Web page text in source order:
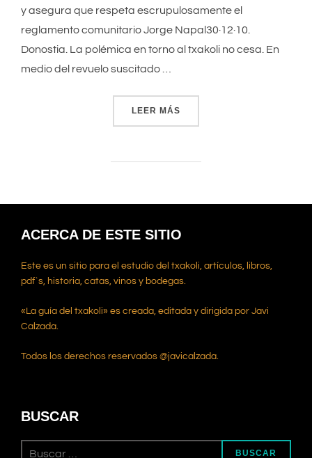
y asegura que respeta escrupulosamente el
reglamento comunitario Jorge Napal30·12·10.
Donostia. La polémica en torno al txakoli no cesa. En
medio del revuelo suscitado …
LEER MÁS
ACERCA DE ESTE SITIO
Este es un sitio para el estudio del txakoli, artículos, libros,
pdf`s, historia, catas, vinos y bodegas.
«La guía del txakoli» es creada, editada y dirigida por Javi
Calzada.
Todos los derechos reservados @javicalzada.
BUSCAR
BUSCAR